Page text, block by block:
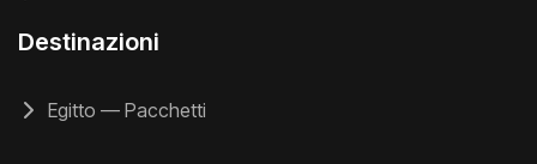
Destinazioni
Egitto — Pacchetti